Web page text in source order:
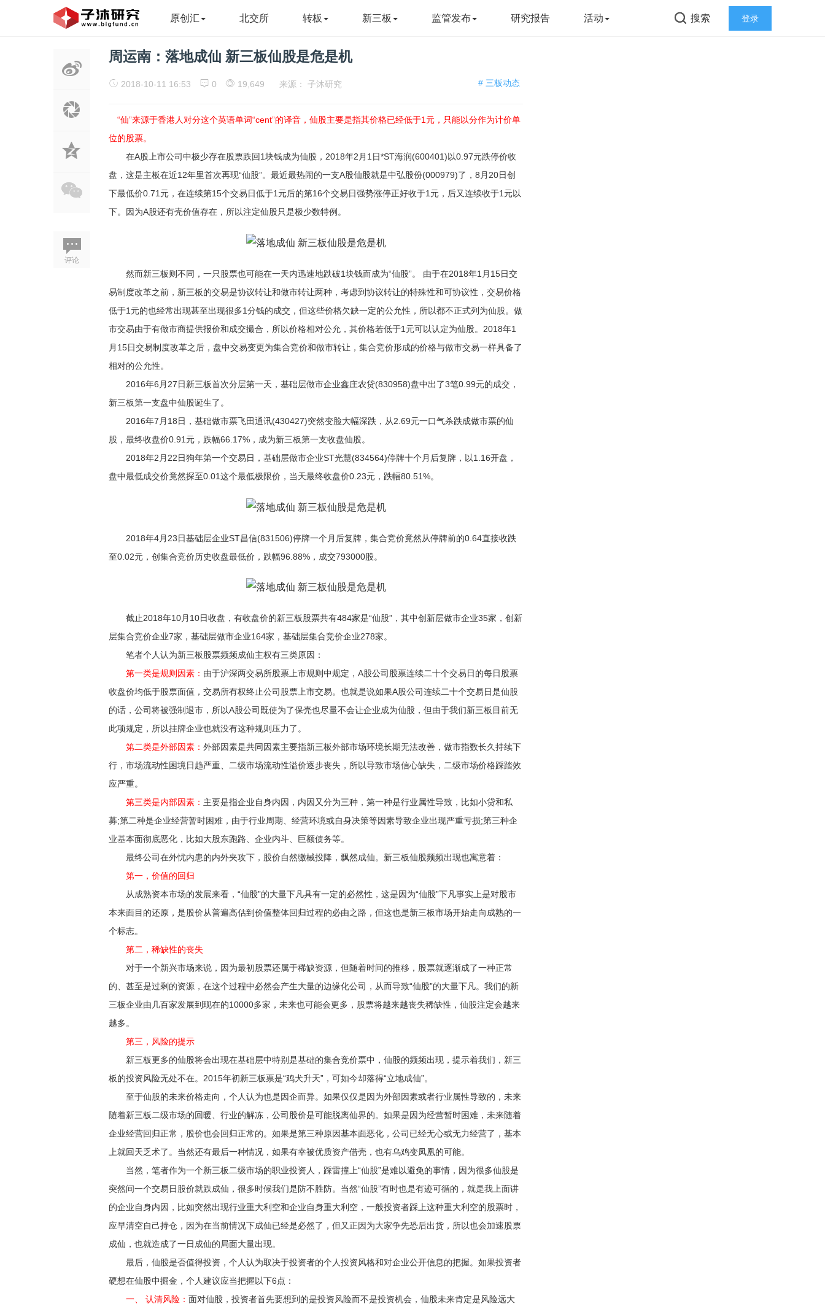
原创汇 北交所 转板 新三板 监管发布 研究报告 活动 搜索 登录
评论
周运南：落地成仙 新三板仙股是危是机
# 三板动态
2018-10-11 16:53 0 19,649 来源： 子沐研究
“仙”来源于香港人对分这个英语单词“cent”的译音，仙股主要是指其价格已经低于1元，只能以分作为计价单
位的股票。
在A股上市公司中极少存在股票跌回1块钱成为仙股，2018年2月1日*ST海润(600401)以0.97元跌停价收
盘，这是主板在近12年里首次再现“仙股”。最近最热闹的一支A股仙股就是中弘股份(000979)了，8月20日创
下最低价0.71元，在连续第15个交易日低于1元后的第16个交易日强势涨停正好收于1元，后又连续收于1元以
下。因为A股还有壳价值存在，所以注定仙股只是极少数特例。
然而新三板则不同，一只股票也可能在一天内迅速地跌破1块钱而成为“仙股”。 由于在2018年1月15日交
易制度改革之前，新三板的交易是协议转让和做市转让两种，考虑到协议转让的特殊性和可协议性，交易价格
低于1元的也经常出现甚至出现很多1分钱的成交，但这些价格欠缺一定的公允性，所以都不正式列为仙股。做
市交易由于有做市商提供报价和成交撮合，所以价格相对公允，其价格若低于1元可以认定为仙股。2018年1
月15日交易制度改革之后，盘中交易变更为集合竞价和做市转让，集合竞价形成的价格与做市交易一样具备了
相对的公允性。
2016年6月27日新三板首次分层第一天，基础层做市企业鑫庄农贷(830958)盘中出了3笔0.99元的成交，
新三板第一支盘中仙股诞生了。
2016年7月18日，基础做市票飞田通讯(430427)突然变脸大幅深跌，从2.69元一口气杀跌成做市票的仙
股，最终收盘价0.91元，跌幅66.17%，成为新三板第一支收盘仙股。
2018年2月22日狗年第一个交易日，基础层做市企业ST光慧(834564)停牌十个月后复牌，以1.16开盘，
盘中最低成交价竟然探至0.01这个最低极限价，当天最终收盘价0.23元，跌幅80.51%。
2018年4月23日基础层企业ST昌信(831506)停牌一个月后复牌，集合竞价竟然从停牌前的0.64直接收跌
至0.02元，创集合竞价历史收盘最低价，跌幅96.88%，成交793000股。
截止2018年10月10日收盘，有收盘价的新三板股票共有484家是“仙股”，其中创新层做市企业35家，创新
层集合竞价企业7家，基础层做市企业164家，基础层集合竞价企业278家。
笔者个人认为新三板股票频频成仙主权有三类原因：
第一类是规则因素： 由于沪深两交易所股票上市规则中规定，A股公司股票连续二十个交易日的每日股票
收盘价均低于股票面值，交易所有权终止公司股票上市交易。也就是说如果A股公司连续二十个交易日是仙股
的话，公司将被强制退市，所以A股公司既使为了保壳也尽量不会让企业成为仙股，但由于我们新三板目前无
此项规定，所以挂牌企业也就没有这种规则压力了。
第二类是外部因素： 外部因素是共同因素主要指新三板外部市场环境长期无法改善，做市指数长久持续下
行，市场流动性困境日趋严重、二级市场流动性溢价逐步丧失，所以导致市场信心缺失，二级市场价格踩踏效
应严重。
第三类是内部因素： 主要是指企业自身内因，内因又分为三种，第一种是行业属性导致，比如小贷和私
募;第二种是企业经营暂时困难，由于行业周期、经营环境或自身决策等因素导致企业出现严重亏损;第三种企
业基本面彻底恶化，比如大股东跑路、企业内斗、巨额债务等。
最终公司在外忧内患的内外夹攻下，股价自然缴械投降，飘然成仙。新三板仙股频频出现也寓意着：
第一，价值的回归
从成熟资本市场的发展来看，“仙股”的大量下凡具有一定的必然性，这是因为“仙股”下凡事实上是对股市
本来面目的还原，是股价从普遍高估到价值整体回归过程的必由之路，但这也是新三板市场开始走向成熟的一
个标志。
第二，稀缺性的丧失
对于一个新兴市场来说，因为最初股票还属于稀缺资源，但随着时间的推移，股票就逐渐成了一种正常
的、甚至是过剩的资源，在这个过程中必然会产生大量的边缘化公司，从而导致“仙股”的大量下凡。我们的新
三板企业由几百家发展到现在的10000多家，未来也可能会更多，股票将越来越丧失稀缺性，仙股注定会越来
越多。
第三，风险的提示
新三板更多的仙股将会出现在基础层中特别是基础的集合竞价票中，仙股的频频出现，提示着我们，新三
板的投资风险无处不在。2015年初新三板票是“鸡犬升天”，可如今却落得“立地成仙”。
至于仙股的未来价格走向，个人认为也是因企而异。如果仅仅是因为外部因素或者行业属性导致的，未来
随着新三板二级市场的回暖、行业的解冻，公司股价是可能脱离仙界的。如果是因为经营暂时困难，未来随着
企业经营回归正常，股价也会回归正常的。如果是第三种原因基本面恶化，公司已经无心或无力经营了，基本
上就回天乏术了。当然还有最后一种情况，如果有幸被优质资产借壳，也有乌鸡变凤凰的可能。
当然，笔者作为一个新三板二级市场的职业投资人，踩雷撞上“仙股”是难以避免的事情，因为很多仙股是
突然间一个交易日股价就跌成仙，很多时候我们是防不胜防。当然“仙股”有时也是有迹可循的，就是我上面讲
的企业自身内因，比如突然出现行业重大利空和企业自身重大利空，一般投资者踩上这种重大利空的股票时，
应早清空自己持仓，因为在当前情况下成仙已经是必然了，但又正因为大家争先恐后出货，所以也会加速股票
成仙，也就造成了一日成仙的局面大量出现。
最后，仙股是否值得投资，个人认为取决于投资者的个人投资风格和对企业公开信息的把握。如果投资者
硬想在仙股中掘金，个人建议应当把握以下6点：
一、 认清风险： 面对仙股，投资者首先要想到的是投资风险而不是投资机会，仙股未来肯定是风险远大